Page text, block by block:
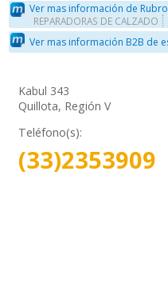
Ver mas información de
REPARADORAS DE CALZADO
Ver mas información B2B de
Kabul 343
Quillota, Región V
Teléfono(s):
(33)2353909